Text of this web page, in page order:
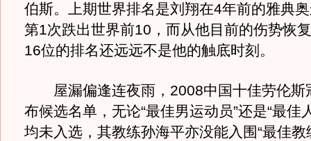
伯斯。上期世界排名是刘翔在4年前的雅典
第1次跌出世界前10，而从他目前的伤势恢
16位的排名还远远不是他的触底时刻。
屋漏偏逢连夜雨，2008中国十佳劳伦斯
布候选名单，无论“最佳男运动员”还是“最佳
均未入选，其教练孙海平亦没能入围“最佳教